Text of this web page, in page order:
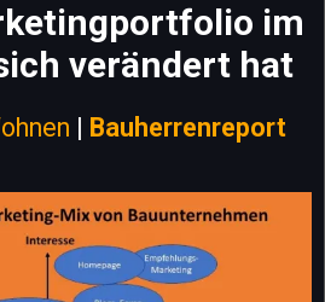
im
verändert hat
| Bauherrenreport